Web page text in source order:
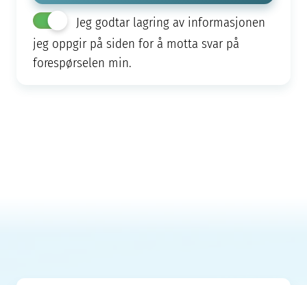
Jeg godtar lagring av informasjonen
jeg oppgir på siden for å motta svar på
forespørselen min.